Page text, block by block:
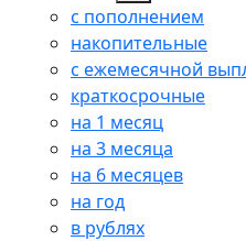
с пополнением
накопительные
с ежемесячной
краткосрочные
на 1 месяц
на 3 месяца
на 6 месяцев
на год
в рублях